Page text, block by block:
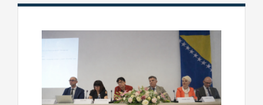
Edukativni materijali